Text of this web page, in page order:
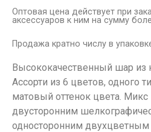
Оптовая цена действует при
аксессуаров к ним на сумму
Продажа кратно числу в
Высококачественный шар из
Ассорти из 6 цветов, одного
матовый оттенок цвета.
двусторонним
односторонним двухцветным